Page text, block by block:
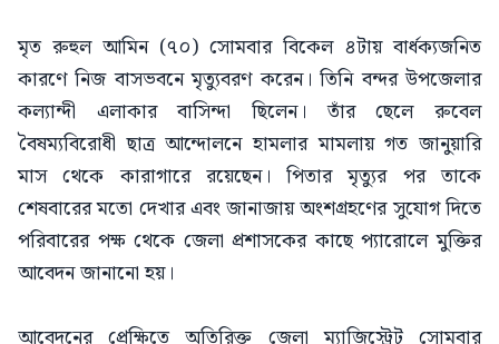
মৃত রুহুল আমিন (৭০) সোমবার বিকেল ৪টায় বার্ধক্যজনিত
কারণে নিজ বাসভবনে মৃত্যুবরণ করেন। তিনি বন্দর উপজেলার
কল্যান্দী এলাকার বাসিন্দা ছিলেন। তাঁর ছেলে রুবেল
বৈষম্যবিরোধী ছাত্র আন্দোলনে হামলার মামলায় গত জানুয়ারি
মাস থেকে কারাগারে রয়েছেন। পিতার মৃত্যুর পর তাকে
শেষবারের মতো দেখার এবং জানাজায় অংশগ্রহণের সুযোগ দিতে
পরিবারের পক্ষ থেকে জেলা প্রশাসকের কাছে প্যারোলে মুক্তির
আবেদন জানানো হয়।